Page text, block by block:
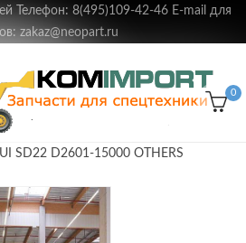
Телефон: 8(495)109-42-46 E-mail для
zakaz@neopart.ru
0
SD22 D2601-15000 OTHERS